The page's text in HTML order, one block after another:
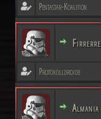
Pentastar-Koalition
Firrerre
Protokolldroide
Almania